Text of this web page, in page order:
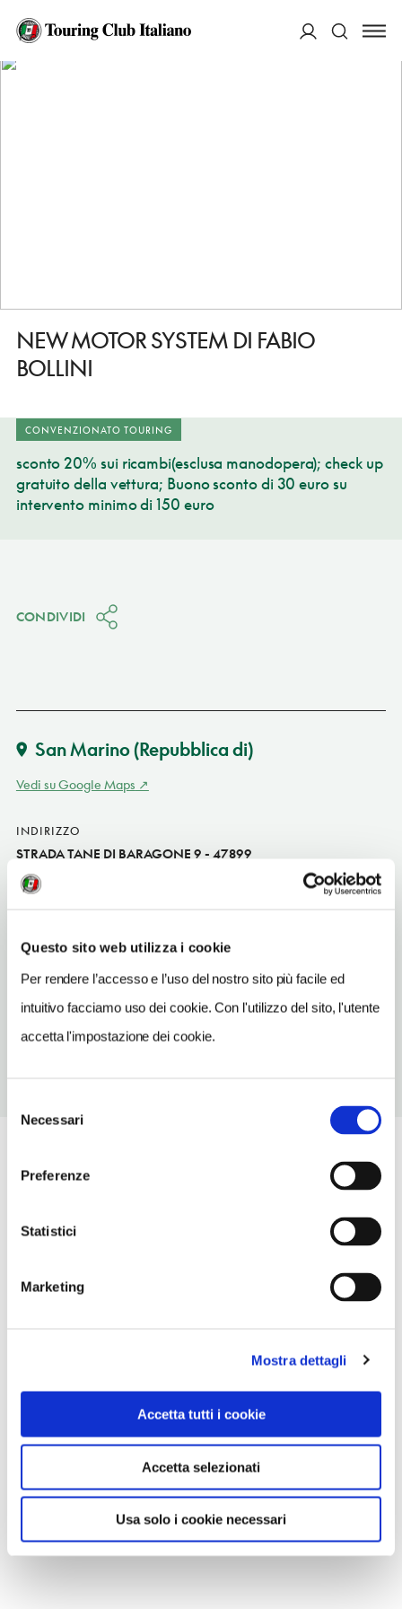
Questo sito web utilizza i cookie
Per rendere l’accesso e l’uso del nostro sito più facile ed
intuitivo facciamo uso dei cookie. Con l'utilizzo del sito, l'utente
accetta l'impostazione dei cookie.
delNecessari
Preferenze
Statistici
Marketing
Mostra dettagli
Accetta tutti i cookie
Accetta selezionati
Usa solo i cookie necessari
HOME
NEW MOTOR SYSTEM DI FABIO BOLLINI
NEW MOTOR SYSTEM DI FABIO
BOLLINI
CONVENZIONATO TOURING
sconto 20% sui ricambi(esclusa manodopera); check up
gratuito della vettura; Buono sconto di 30 euro su
intervento minimo di 150 euro
CONDIVIDI
San Marino (Repubblica di)
Vedi su Google Maps
INDIRIZZO
STRADA TANE DI BARAGONE 9 - 47899
San Marino (Repubblica di)
Emilia-Romagna IT
newmotorsystem@hotmail.it
0549970225